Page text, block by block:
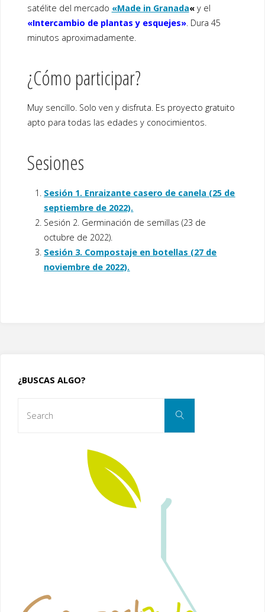
satélite del mercado «Made in Granada«y el
«Intercambio de plantas y esquejes». Dura 45
minutos aproximadamente.
¿Cómo participar?
Muy sencillo. Solo ven y disfruta. Es proyecto gratuito
apto para todas las edades y conocimientos.
Sesiones
Sesión 1. Enraizante casero de canela (25 de
septiembre de 2022).
Sesión 2. Germinación de semillas (23 de
octubre de 2022).
Sesión 3. Compostaje en botellas (27 de
noviembre de 2022).
¿BUSCAS ALGO?
Search